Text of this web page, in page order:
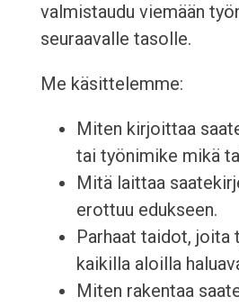
valmistaudu viemään
seuraavalle tasolle.
Me käsittelemme:
Miten kirjoittaa
tai työnimike mikä
Mitä laittaa
erottuu edukseen.
Parhaat taidot, joita
kaikilla aloilla
Miten rakentaa